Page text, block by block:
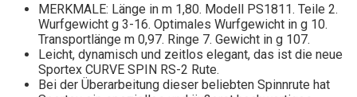
MERKMALE: Länge in m 1,80. Modell PS1811. Teile 2.
Wurfgewicht g 3-16. Optimales Wurfgewicht in g 10.
Transportlänge m 0,97. Ringe 7. Gewicht in g 107.
Leicht, dynamisch und zeitlos elegant, das ist die neue
Sportex CURVE SPIN RS-2 Rute.
Bei der Überarbeitung dieser beliebten Spinnrute hat